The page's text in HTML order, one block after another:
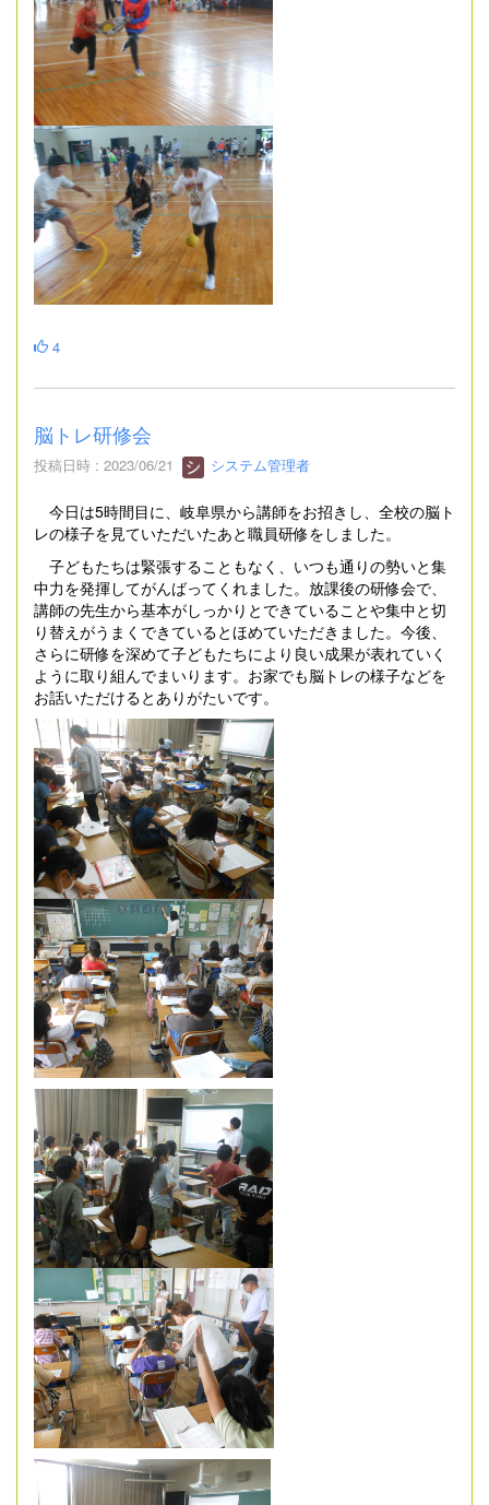
4
脳トレ研修会
投稿日時 : 2023/06/21 システム管理者
今日は5時間目に、岐阜県から講師をお招きし、全校の脳ト
レの様子を見ていただいたあと職員研修をしました。
子どもたちは緊張することもなく、いつも通りの勢いと集
中力を発揮してがんばってくれました。放課後の研修会で、
講師の先生から基本がしっかりとできていることや集中と切
り替えがうまくできているとほめていただきました。今後、
さらに研修を深めて子どもたちにより良い成果が表れていく
ように取り組んでまいります。お家でも脳トレの様子などを
お話いただけるとありがたいです。